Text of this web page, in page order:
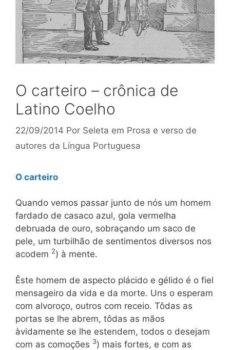
O carteiro – crônica de
Latino Coelho
22/09/2014 Por Seleta em Prosa e verso de
autores da Língua Portuguesa
O carteiro
Quando vemos passar junto de nós um homem
fardado de ca­saco azul, gola vermelha
debruada de ouro, sobraçando um saco de
pele, um turbilhão de sentimentos diversos nos
acodem 2) à mente.
Êste homem de aspecto plácido e gélido é o fiel
mensageiro da vida e da morte. Uns o esperam
com alvoroço, outros com receio. Tôdas as
portas se lhe abrem, tôdas as mãos
àvidamente se lhe estendem, todos o desejam
com as comoções 3) mais fortes, e com as